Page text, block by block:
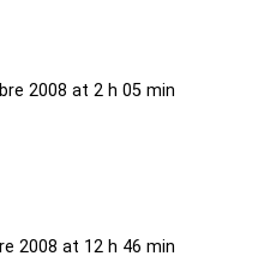
2008 at 2 h 05 min
2008 at 12 h 46 min